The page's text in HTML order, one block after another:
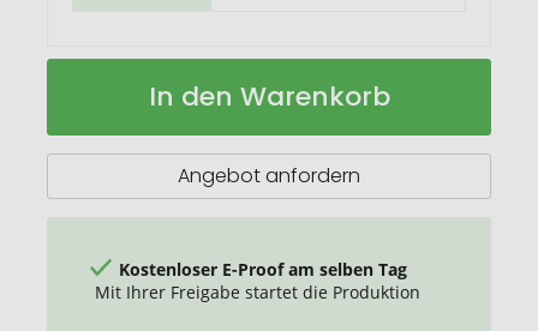
Telefonständer
in
Auf
In den Warenkorb
Angebot anfordern
Kostenloser E-Proof am selben Tag
Mit Ihrer Freigabe startet die Produktion